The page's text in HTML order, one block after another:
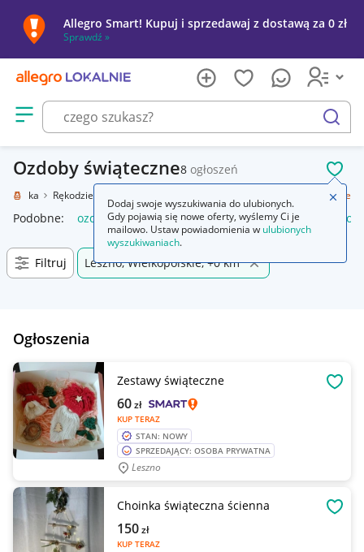
Allegro Smart! Kupuj i sprzedawaj z dostawą za 0 zł
Sprawdź »
Otwórz menu z kategoriami
szukaj
Ozdoby świąteczne8 ogłoszeń
i sztuka Rękodzieło Ozdoby świąteczne
Podobne: ozdoby świąteczne ozdoby świąteczne boże
Filtruj Leszno, Wielkopolskie, +0 km
Ogłoszenia
Zestawy świąteczne
KUP TERAZ
60zł
STAN: NOWY
SPRZEDAJĄCY: OSOBA PRYWATNA
Leszno
Choinka świąteczna ścienna
KUP TERAZ
150zł
Dodaj swoje wyszukiwania do ulubionych.
Gdy pojawią się nowe oferty, wyślemy Ci je
mailowo. Ustaw powiadomienia w ulubionych
wyszukiwaniach.